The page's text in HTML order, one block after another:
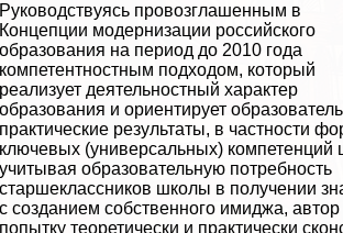
Руководствуясь провозглашенным в
Концепции модернизации российского
образования на период до 2010 года
компетентностным подходом, который
реализует деятельностный хаpaктер
образования и ориентирует
пpaктические результаты, в частности
ключевых (универсальных) компетенций
учитывая образовательную потребность
старшеклассников школы в получении
с созданием собственного имиджа,
попытку теоретически и пpaктически